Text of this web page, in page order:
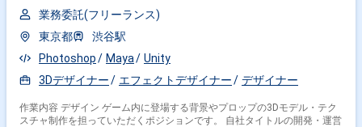
業務委託(フリーランス)
東京都
渋谷駅
Photoshop
Maya
Unity
3Dデザイナー
エフェクトデザイナー デザイナー
作業内容 デザイン ゲーム内に登場する背景やプロップの3Dモデル・テク
スチャ制作を担っていただくポジションです。 自社タイトルの開発・運営